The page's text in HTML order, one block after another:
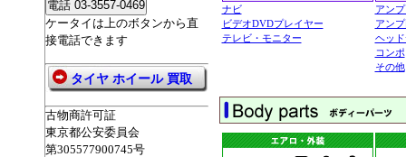
ナビ
ビデオDVDプレイヤー
テレビ・モニター
アン
アン
ヘッ
コンポ
その他
ケータイは上のボタンから直
接電話できます
タイヤ ホイール 買取
古物商許可証
東京都公安委員会
第305577900745号